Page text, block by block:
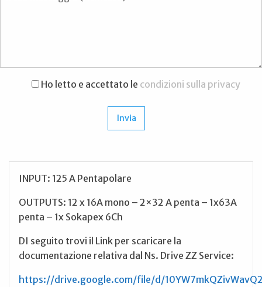
Ho letto e accettato le condizioni sulla privacy
INPUT: 125 A Pentapolare
OUTPUTS: 12 x 16A mono – 2×32 A penta – 1x63A
penta – 1x Sokapex 6Ch
DI seguito trovi il Link per scaricare la
documentazione relativa dal Ns. Drive ZZ Service:
https://drive.google.com/file/d/